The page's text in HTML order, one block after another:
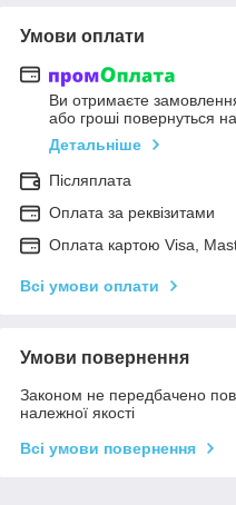
Умови оплати
Ви отримаєте
або гроші повернуться
Детальніше
Післяплата
Оплата за реквізитами
Оплата картою Visa,
Всі умови оплати
Умови повернення
Законом не передбачено
належної якості
Всі умови повернення